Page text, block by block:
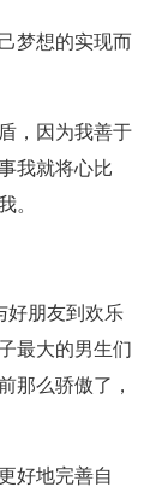
梦想的实现而
，因为我善于
我就将心比
。
好朋友到欢乐
最大的男生们
那么骄傲了，
好地完善自